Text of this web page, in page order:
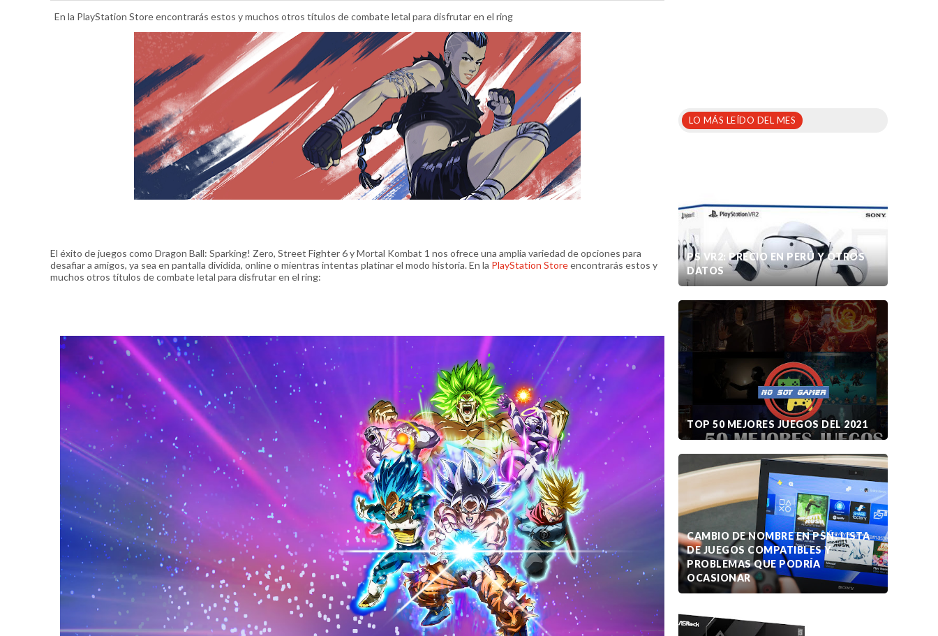
En la PlayStation Store encontrarás estos y muchos otros títulos de combate letal para disfrutar en el ring
El éxito de juegos como Dragon Ball: Sparking! Zero, Street Fighter 6 y Mortal Kombat 1 nos ofrece una amplia variedad de opciones para
desafiar a amigos, ya sea en pantalla dividida, online o mientras intentas platinar el modo historia. En la PlayStation Storeencontrarás estos y
muchos otros títulos de combate letal para disfrutar en el ring:
LO MÁS LEÍDO DEL MES
PS VR2: PRECIO EN PERÚ Y OTROS
DATOS
TOP 50 MEJORES JUEGOS DEL 2021
CAMBIO DE NOMBRE EN PSN: LISTA
DE JUEGOS COMPATIBLES Y
PROBLEMAS QUE PODRÍA
OCASIONAR